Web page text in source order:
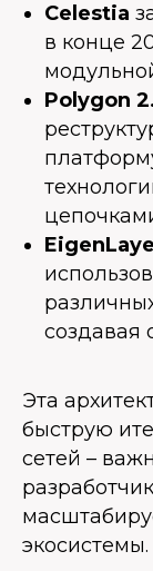
Celestia
в конце
Polygon
создавая
Эта
быструю
сетей –
экосистемы.